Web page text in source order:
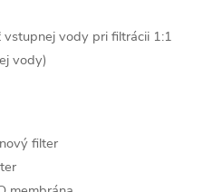
vody pri filtrácii 1:1
vody)
filter